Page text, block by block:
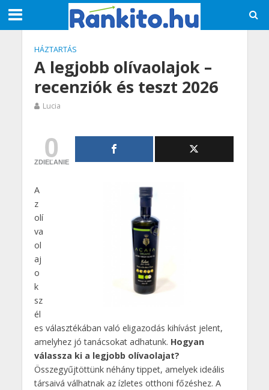
HÁZTARTÁS
A legjobb olívaolajok –
recenziók és teszt 2026
Lucia
0
ZDIEĽANIE
A
z
olí
va
ol
aj
o
k
sz
él
es választékában való eligazodás kihívást jelent,
amelyhez jó tanácsokat adhatunk. Hogyan
válassza ki a legjobb olívaolajat?
Összegyűjtöttünk néhány tippet, amelyek ideális
társaivá válhatnak az ízletes otthoni főzéshez. A